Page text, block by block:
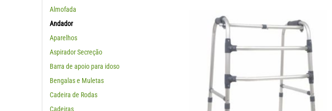
Almofada
Andador
Aparelhos
Aspirador Secreção
Barra de apoio para idoso
Bengalas e Muletas
Cadeira de Rodas
Cadeiras